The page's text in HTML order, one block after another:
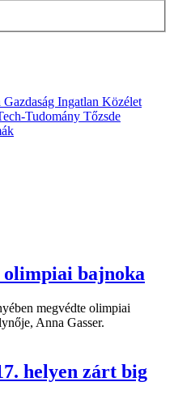
Gazdaság Ingatlan Közélet
Tudomány Tőzsde
olimpiai bajnoka
megvédte olimpiai
Anna Gasser.
helyen zárt big